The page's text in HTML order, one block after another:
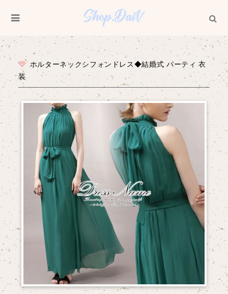
ホルターネックシフォンドレス◆結婚式 パーティ 衣
装